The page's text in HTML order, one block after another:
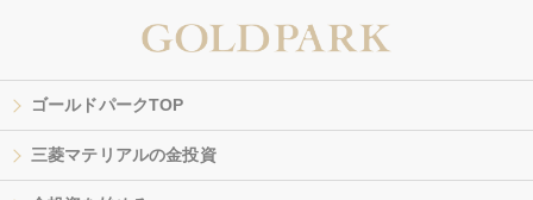
ゴールドパークTOP
三菱マテリアルの金投資